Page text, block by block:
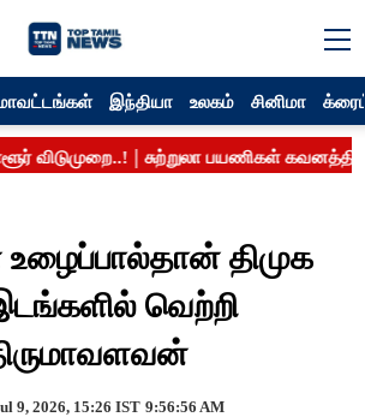
இந்தியா உலகம் சினிமா
உழைப்பால்தான் திமுக
வெற்றி
9, 2026, 15:26 IST 9:56:56 AM